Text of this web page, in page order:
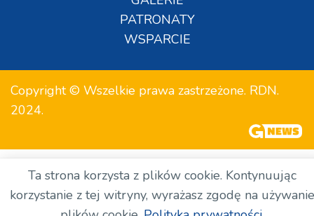
PATRONATY
WSPARCIE
Copyright © Wszelkie prawa zastrzeżone. RDN.
2024.
Ta strona korzysta z plików cookie. Kontynuując
korzystanie z tej witryny, wyrażasz zgodę na używanie